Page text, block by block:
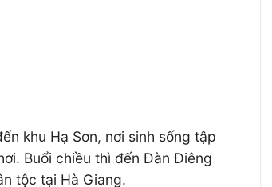
khu Hạ Sơn, nơi sinh sống tập
Buổi chiều thì đến Đàn Điêng
tộc tại Hà Giang.